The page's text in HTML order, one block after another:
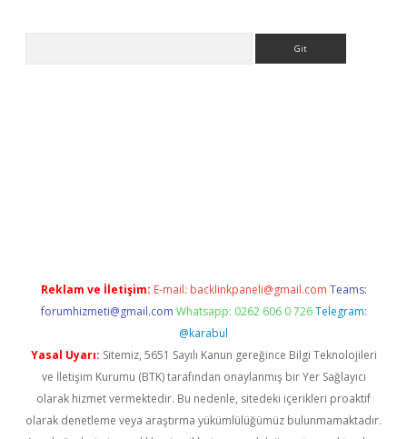
Reklam ve İletişim: E-mail: backlinkpaneli@gmail.com Teams:
forumhizmeti@gmail.com Whatsapp: 0262 606 0 726 Telegram:
@karabul
Yasal Uyarı: Sitemiz, 5651 Sayılı Kanun gereğince Bilgi Teknolojileri
ve İletişim Kurumu (BTK) tarafından onaylanmış bir Yer Sağlayıcı
olarak hizmet vermektedir. Bu nedenle, sitedeki içerikleri proaktif
olarak denetleme veya araştırma yükümlülüğümüz bulunmamaktadır.